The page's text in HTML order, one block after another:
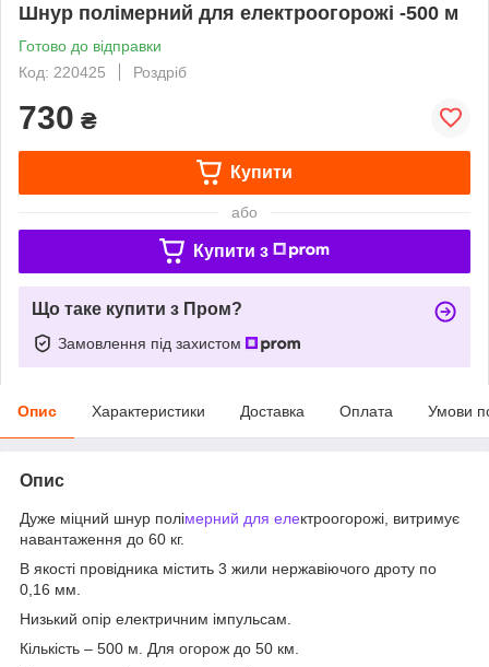
Шнур полімерний для електроогорожі -500 м
Готово до відправки
Код: 220425
Роздріб
730 ₴
Купити
або
Купити з
Що таке купити з Пром?
Замовлення під захистом
Опис Характеристики Доставка Оплата Умови
Опис
Дуже міцний шнур полімерний для електроогорожі, витримує
навантаження до 60 кг.
В якості провідника містить 3 жили нержавіючого дроту по
0,16 мм.
Низький опір електричним імпульсам.
Кількість – 500 м. Для огорож до 50 км.